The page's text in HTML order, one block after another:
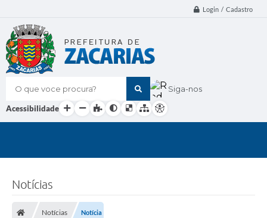
Login / Cadastro
O que voce procura? Siga-nos
Acessibilidade
Notícias
Notícias Notícia